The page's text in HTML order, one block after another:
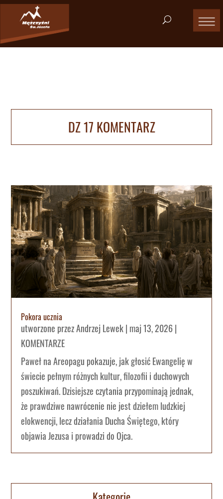
DZ 17 KOMENTARZ
Pokora ucznia
utworzone przezAndrzej Lewek| maj 13, 2026|
KOMENTARZE
Paweł na Areopagu pokazuje, jak głosić Ewangelię w
świecie pełnym różnych kultur, filozofii i duchowych
poszukiwań. Dzisiejsze czytania przypominają jednak,
że prawdziwe nawrócenie nie jest dziełem ludzkiej
elokwencji, lecz działania Ducha Świętego, który
objawia Jezusa i prowadzi do Ojca.